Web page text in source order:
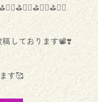
稿しております📽❣️
す🥰